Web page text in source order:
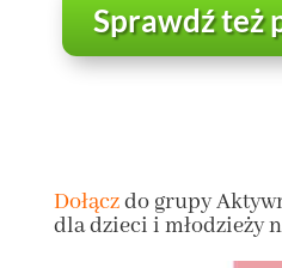
Sprawdź też
Dołączdo grupy
dla dzieci i młodzieży